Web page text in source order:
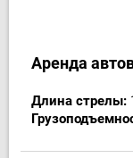
Аренда
Длина стрелы: